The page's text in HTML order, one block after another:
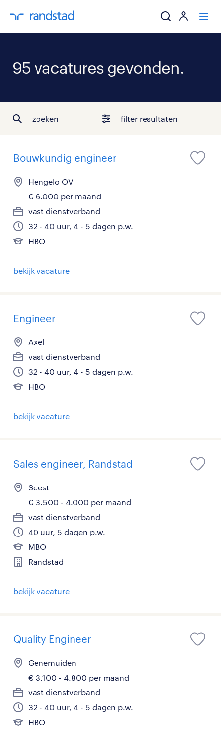
ik zoek een
95 vacatures gevonden.
zoeken filter resultaten
Bouwkundig engineer
Hengelo OV
€ 6.000 per maand
vast dienstverband
32 - 40 uur, 4 - 5 dagen p.w.
HBO
bekijk vacature
Engineer
Axel
vast dienstverband
32 - 40 uur, 4 - 5 dagen p.w.
HBO
bekijk vacature
Sales engineer, Randstad
Soest
€ 3.500 - 4.000 per maand
vast dienstverband
40 uur, 5 dagen p.w.
MBO
Randstad
bekijk vacature
Quality Engineer
Genemuiden
€ 3.100 - 4.800 per maand
vast dienstverband
32 - 40 uur, 4 - 5 dagen p.w.
HBO